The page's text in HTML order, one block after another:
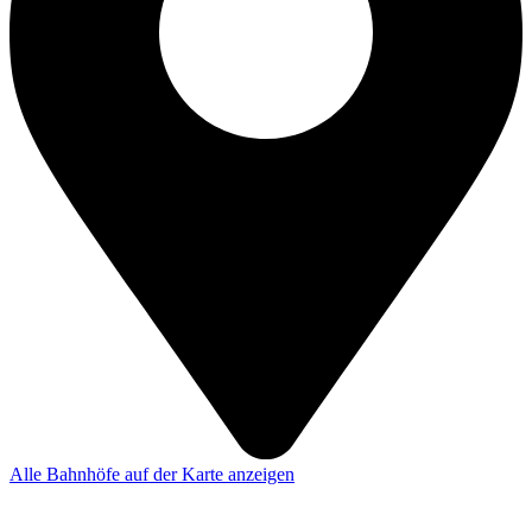
Alle Bahnhöfe auf der Karte anzeigen